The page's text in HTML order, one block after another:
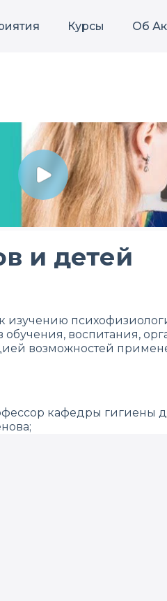
Курсы Об
и детей
воспитания,
возможностей
кафедры гигиены